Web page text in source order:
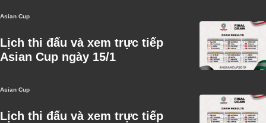
Asian Cup
Lịch thi đấu và xem trực tiếp
Asian Cup ngày 15/1
Asian Cup
Lịch thi đấu và xem trực tiếp